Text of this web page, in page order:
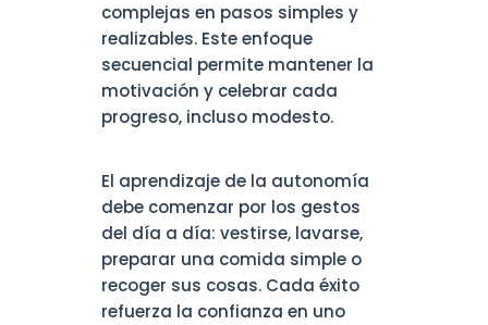
complejas en pasos simples y
realizables. Este enfoque
secuencial permite mantener la
motivación y celebrar cada
progreso, incluso modesto.
El aprendizaje de la autonomía
debe comenzar por los gestos
del día a día: vestirse, lavarse,
preparar una comida simple o
recoger sus cosas. Cada éxito
refuerza la confianza en uno